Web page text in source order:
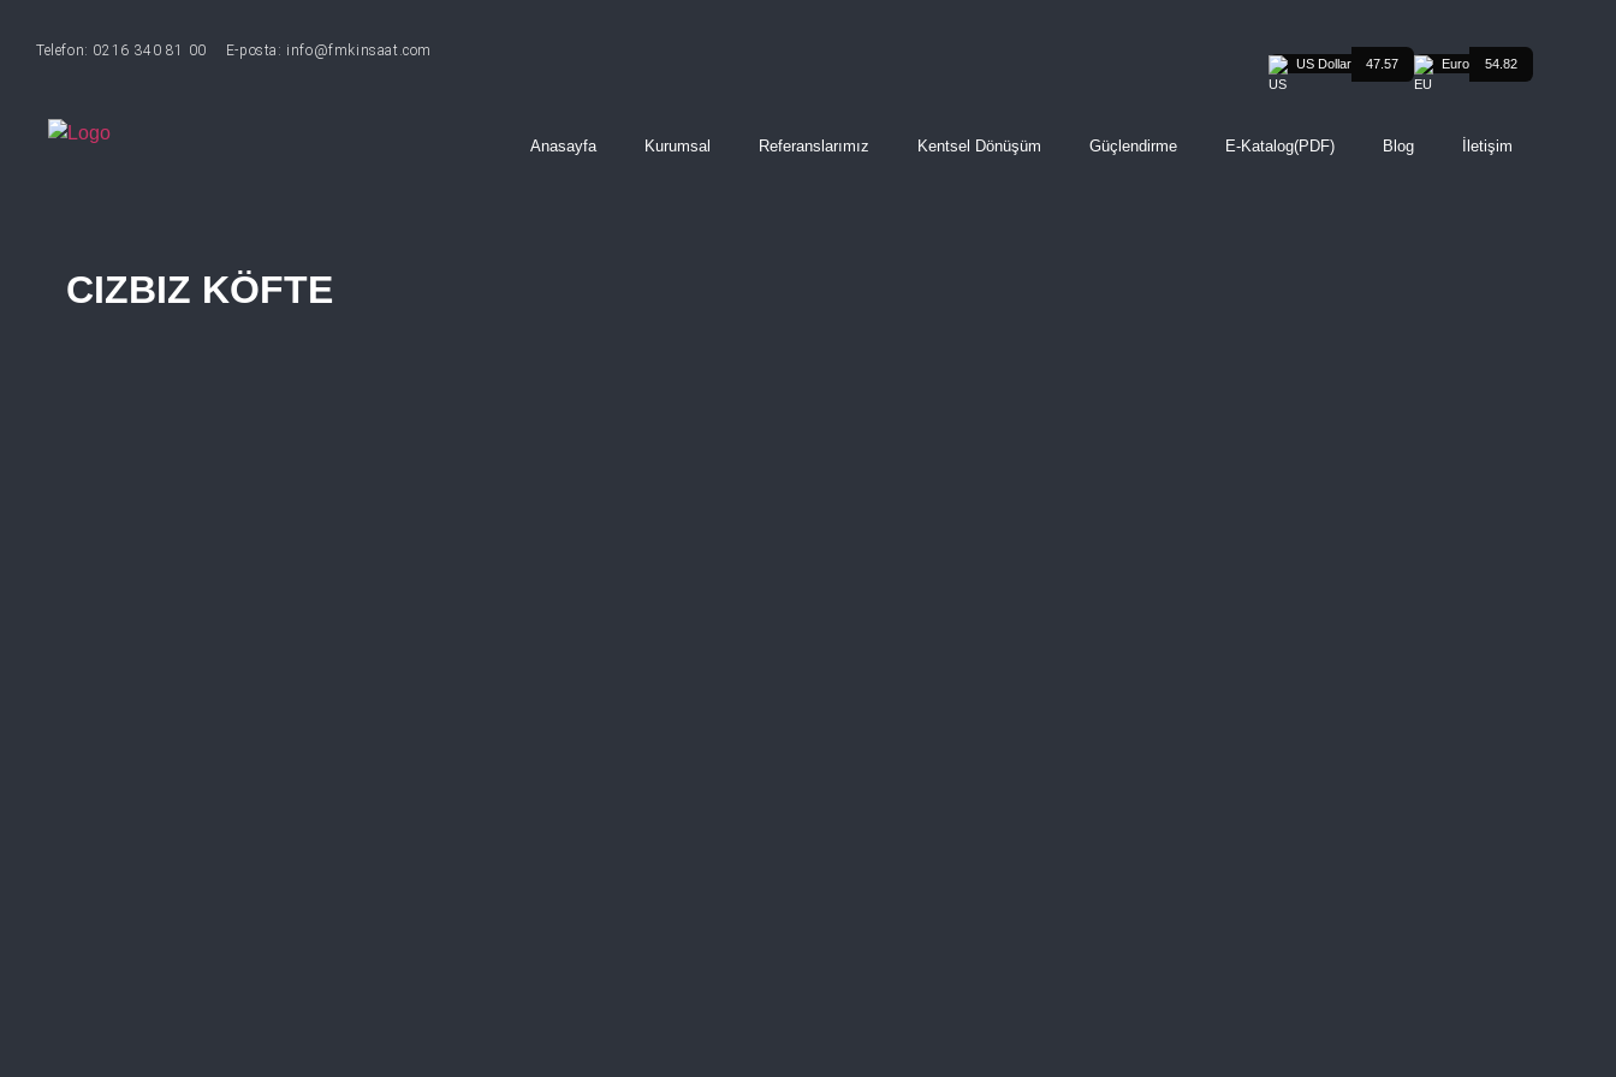
Telefon: 0216 340 81 00 E-posta: info@fmkinsaat.com
US Dollar 47.57 Euro 54.82
Anasayfa Kurumsal Referanslarımız Kentsel Dönüşüm Güçlendirme E-Katalog(PDF) Blog İletişim
CIZBIZ KÖFTE